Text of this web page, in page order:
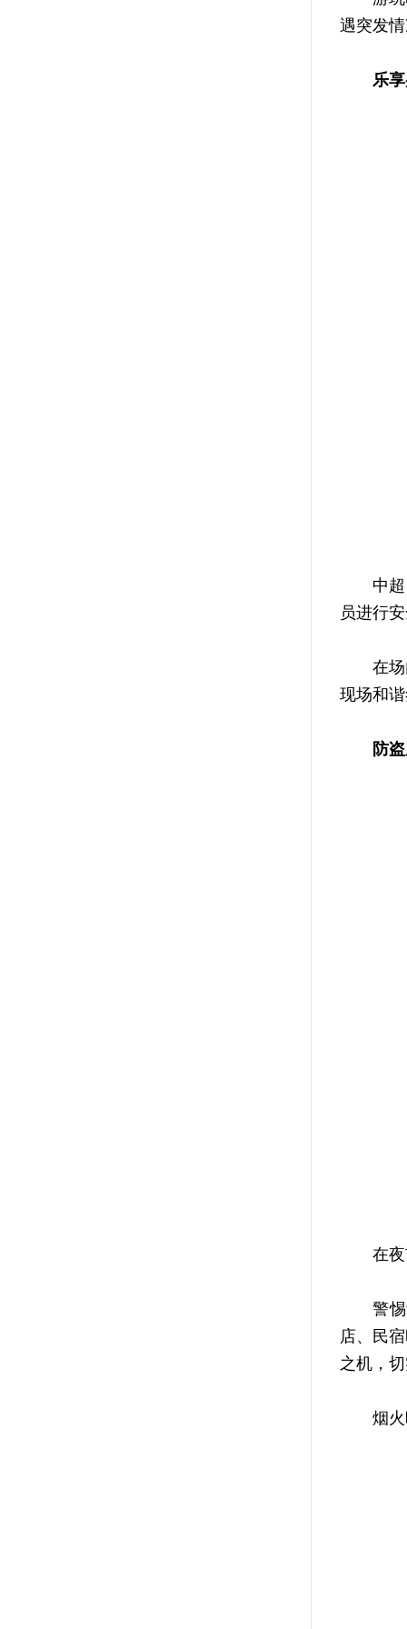
遇突发
乐
中超、
员进行
在场内
现场和谐
防
在夜市
警惕“
店、民
之机，
烟火映